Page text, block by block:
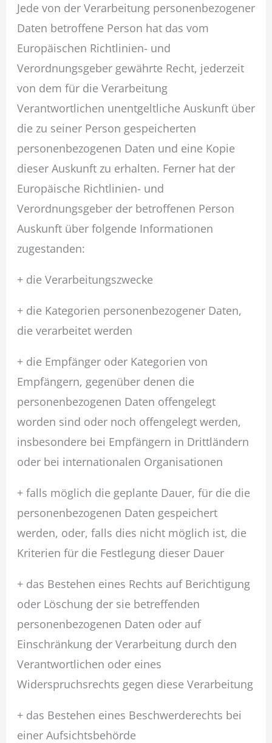
Jede von der Verarbeitung personenbezogener
Daten betroffene Person hat das vom
Europäischen Richtlinien- und
Verordnungsgeber gewährte Recht, jederzeit
von dem für die Verarbeitung
Verantwortlichen unentgeltliche Auskunft über
die zu seiner Person gespeicherten
personenbezogenen Daten und eine Kopie
dieser Auskunft zu erhalten. Ferner hat der
Europäische Richtlinien- und
Verordnungsgeber der betroffenen Person
Auskunft über folgende Informationen
zugestanden:
+ die Verarbeitungszwecke
+ die Kategorien personenbezogener Daten,
die verarbeitet werden
+ die Empfänger oder Kategorien von
Empfängern, gegenüber denen die
personenbezogenen Daten offengelegt
worden sind oder noch offengelegt werden,
insbesondere bei Empfängern in Drittländern
oder bei internationalen Organisationen
+ falls möglich die geplante Dauer, für die die
personenbezogenen Daten gespeichert
werden, oder, falls dies nicht möglich ist, die
Kriterien für die Festlegung dieser Dauer
+ das Bestehen eines Rechts auf Berichtigung
oder Löschung der sie betreffenden
personenbezogenen Daten oder auf
Einschränkung der Verarbeitung durch den
Verantwortlichen oder eines
Widerspruchsrechts gegen diese Verarbeitung
+ das Bestehen eines Beschwerderechts bei
einer Aufsichtsbehörde